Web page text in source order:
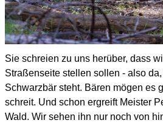
Sie schreien zu uns herüber, dass
Straßenseite stellen sollen - also
Schwarzbär steht. Bären mögen es
schreit. Und schon ergreift Meister
Wald. Wir sehen ihn nur noch von